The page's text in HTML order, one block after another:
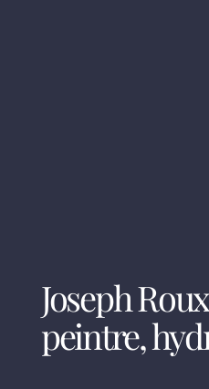
Joseph Roux
peintre,